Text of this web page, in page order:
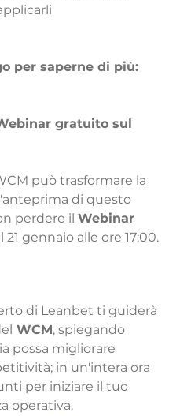
per saperne di più:
gratuito sul
può trasformare la
di questo
perdere il Webinar
21 gennaio alle ore 17:00.
di Leanbet ti guiderà
WCM, spiegando
possa migliorare
in un'intera ora
per iniziare il tuo
operativa.